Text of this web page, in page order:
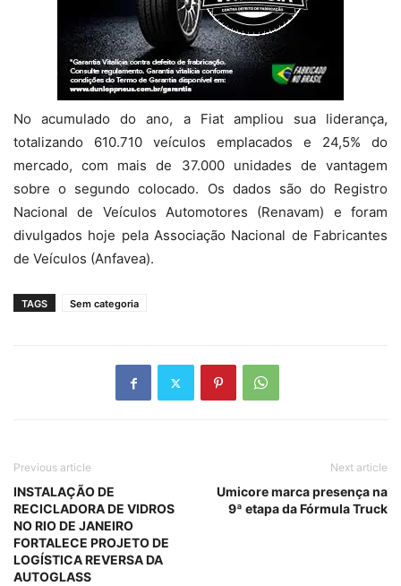
No acumulado do ano, a Fiat ampliou sua liderança,
totalizando 610.710 veículos emplacados e 24,5% do
mercado, com mais de 37.000 unidades de vantagem
sobre o segundo colocado. Os dados são do Registro
Nacional de Veículos Automotores (Renavam) e foram
divulgados hoje pela Associação Nacional de Fabricantes
de Veículos (Anfavea).
TAGS Sem categoria
Previous article
INSTALAÇÃO DE
RECICLADORA DE VIDROS
NO RIO DE JANEIRO
FORTALECE PROJETO DE
LOGÍSTICA REVERSA DA
AUTOGLASS
Next article
Umicore marca presença na
9ª etapa da Fórmula Truck